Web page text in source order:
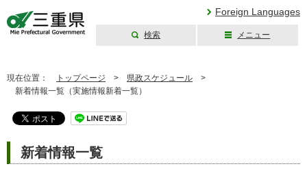
Foreign Languages
検索 メニュー
現在位置： トップページ > 県政スケジュール >
新着情報一覧（実施情報新着一覧）
新着情報一覧